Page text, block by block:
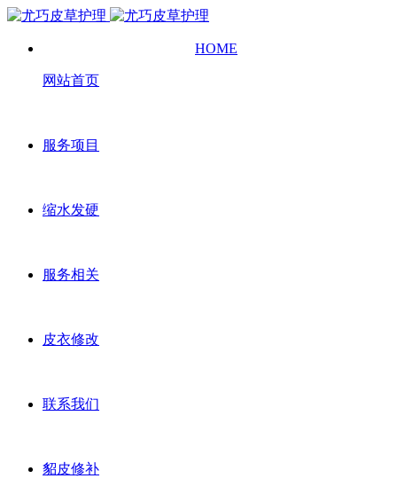
HOME
网站首页
服务项目
缩水发硬
服务相关
皮衣修改
联系我们
貂皮修补